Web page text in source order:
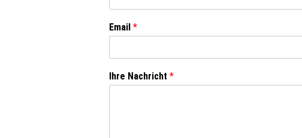
Email *
Ihre Nachricht *